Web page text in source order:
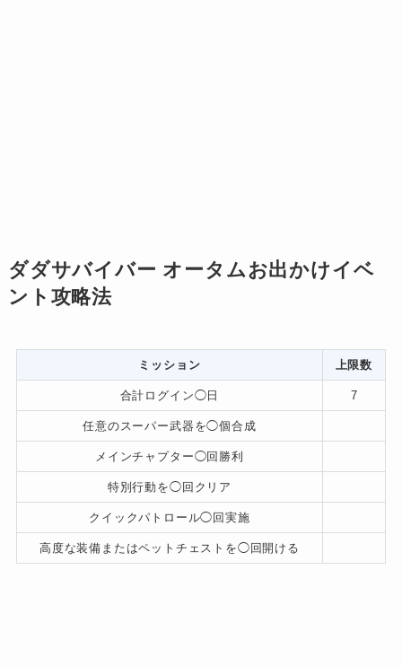
ダダサバイバー オータムお出かけイベ
ント攻略法
ミッション 上限数
合計ログイン◯日 7
任意のスーパー武器を◯個合成
メインチャプター◯回勝利
特別行動を◯回クリア
クイックパトロール◯回実施
高度な装備またはペットチェストを◯回開ける